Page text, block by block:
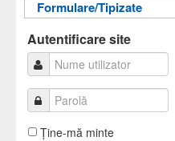
Autentificare
Informații pentru acces
Autentificare
Formulare/Tipizate
Autentificare site
Ţine-mă minte